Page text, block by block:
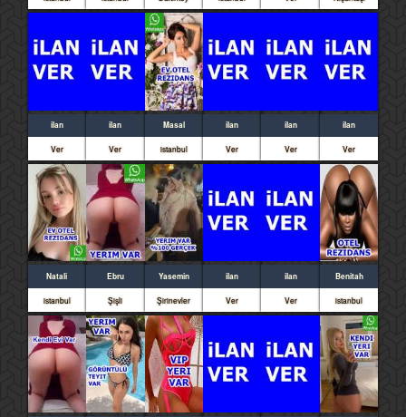
ilan
Ver
ilan
Ver
Masal
istanbul
ilan
Ver
ilan
Ver
ilan
Ver
Natali
istanbul
Ebru
Şişli
Yasemin
Şirinevler
ilan
Ver
ilan
Ver
Benitah
istanbul